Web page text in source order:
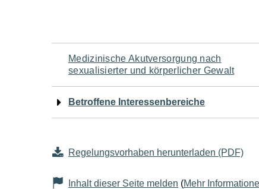
Navigation
für
den
Seiteninhalt
Medizinische Akutversorgung nach
sexualisierter und körperlicher Gewalt
Betroffene Interessenbereiche
Regelungsvorhaben herunterladen (PDF)
Inhalt dieser Seite melden (Mehr